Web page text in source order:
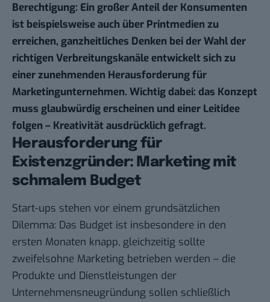
Berechtigung: Ein großer Anteil der Konsumenten
ist beispielsweise auch über Printmedien zu
erreichen, ganzheitliches Denken bei der Wahl der
richtigen Verbreitungskanäle entwickelt sich zu
einer zunehmenden Herausforderung für
Marketingunternehmen. Wichtig dabei: das Konzept
muss glaubwürdig erscheinen und einer Leitidee
folgen – Kreativität ausdrücklich gefragt.
Herausforderung für
Existenzgründer: Marketing mit
schmalem Budget
Start-ups stehen vor einem grundsätzlichen
Dilemma: Das Budget ist insbesondere in den
ersten Monaten knapp, gleichzeitig sollte
zweifelsohne Marketing betrieben werden – die
Produkte und Dienstleistungen der
Unternehmensneugründung sollen schließlich